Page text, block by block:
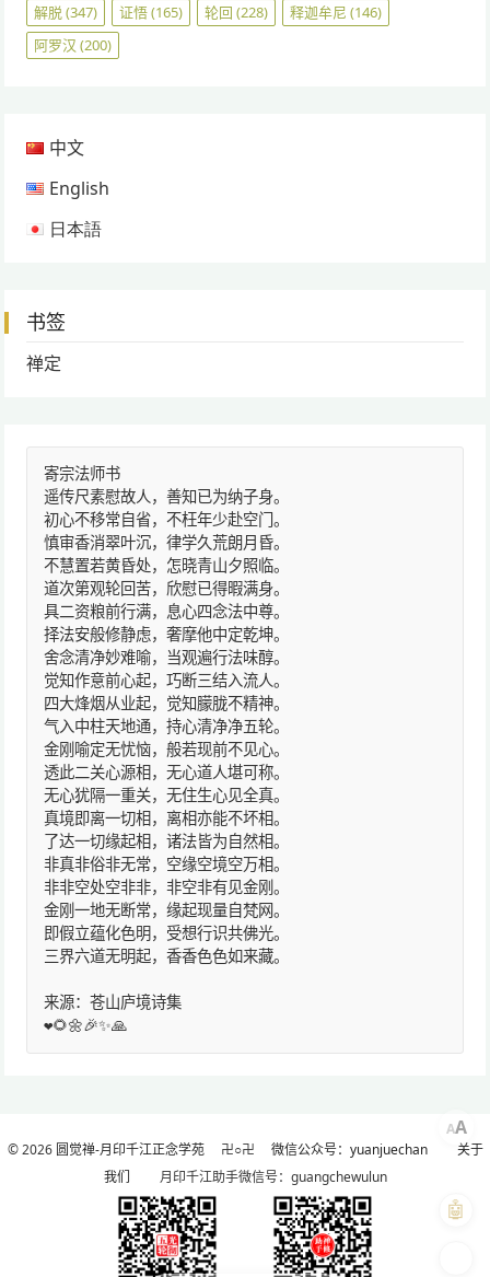
解脱(347) 证悟(165) 轮回 (228) 释迦牟尼 (146)
阿罗汉 (200)
中文
English
日本語
书签
禅定
寄宗法师书
遥传尺素慰故人，善知已为纳子身。
初心不移常自省，不枉年少赴空门。
慎审香消翠叶沉，律学久荒朗月昏。
不慧置若黄昏处，怎晓青山夕照临。
道次第观轮回苦，欣慰已得暇满身。
具二资粮前行满，息心四念法中尊。
择法安般修静虑，奢摩他中定乾坤。
舍念清净妙难喻，当观遍行法味醇。
觉知作意前心起，巧断三结入流人。
四大烽烟从业起，觉知朦胧不精神。
气入中柱天地通，持心清净净五轮。
金刚喻定无忧恼，般若现前不见心。
透此二关心源相，无心道人堪可称。
无心犹隔一重关，无住生心见全真。
真境即离一切相，离相亦能不坏相。
了达一切缘起相，诸法皆为自然相。
非真非俗非无常，空缘空境空万相。
非非空处空非非，非空非有见金刚。
金刚一地无断常，缘起现量自梵网。
即假立蕴化色明，受想行识共佛光。
三界六道无明起，香香色色如来藏。
来源：苍山庐境诗集
❤️🌻🌼🎉✨🙏
© 2026 圆觉禅-月印千江正念学苑卍○卍 微信公众号：yuanjuechan
关于
我们 月印千江助手微信号：guangchewulun
AA
🤖